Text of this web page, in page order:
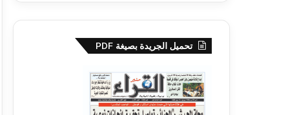
تحميل الجريدة بصيغة PDF